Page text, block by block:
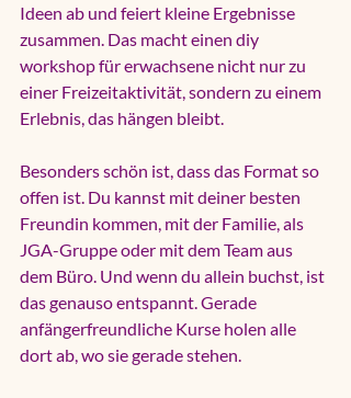
Ideen ab und feiert kleine Ergebnisse
zusammen. Das macht einen diy
workshop für erwachsene nicht nur zu
einer Freizeitaktivität, sondern zu einem
Erlebnis, das hängen bleibt.
Besonders schön ist, dass das Format so
offen ist. Du kannst mit deiner besten
Freundin kommen, mit der Familie, als
JGA-Gruppe oder mit dem Team aus
dem Büro. Und wenn du allein buchst, ist
das genauso entspannt. Gerade
anfängerfreundliche Kurse holen alle
dort ab, wo sie gerade stehen.